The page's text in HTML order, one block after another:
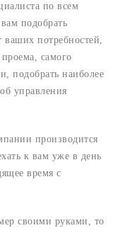
по всем
подобрать
ваших потребностей,
проема, самого
подобрать наиболее
управления
производится
к вам уже в день
время с
своими руками, то